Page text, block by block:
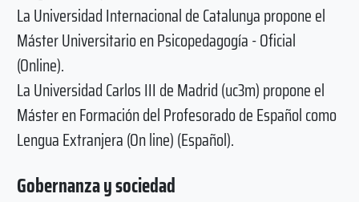
La Universidad Internacional de Catalunya propone el
Máster Universitario en Psicopedagogía - Oficial
(Online).
La Universidad Carlos III de Madrid (uc3m) propone el
Máster en Formación del Profesorado de Español como
Lengua Extranjera (On line) (Español).
Gobernanza y sociedad